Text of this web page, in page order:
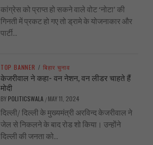
कांग्रेस को प्राप्त हो सकने वाले वोट ‘नोटा’ की
गिनती में प्रकट हो गए तो ड्रामे के योजनाकार और
पार्टी...
TOP BANNER / बिहार चुनाव
केजरीवाल ने कहा- वन नेशन, वन लीडर चाहते हैं
मोदी
BY POLITICSWALA / MAY 11, 2024
दिल्ली/ दिल्ली के मुख्यमंत्री अरविन्द केजरीवाल ने
जेल से निकलने के बाद रोड शो किया। उन्होंने
दिल्ली की जनता को...